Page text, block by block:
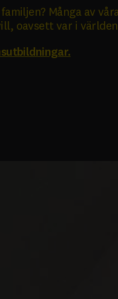
Många av
oavsett var i